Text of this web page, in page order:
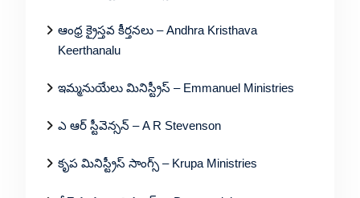
ఆంధ్ర క్రైస్తవ కీర్తనలు – Andhra Kristhava
Keerthanalu
ఇమ్మనుయేలు మినిస్ట్రీస్ – Emmanuel Ministries
ఎ ఆర్ స్టీవెన్సన్ – A R Stevenson
కృప మినిస్ట్రీస్ సాంగ్స్ – Krupa Ministries